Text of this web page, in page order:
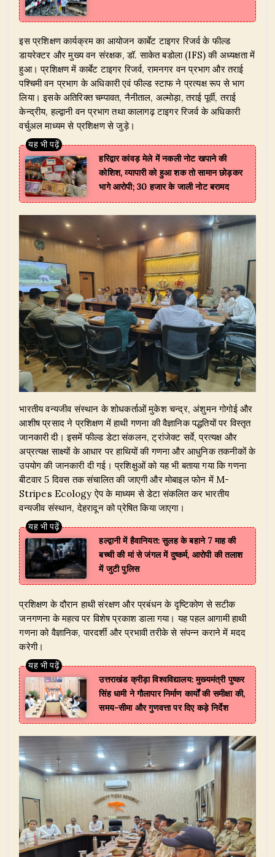
इस प्रशिक्षण कार्यक्रम का आयोजन कार्बेट टाइगर रिजर्व के फील्ड
डायरेक्टर और मुख्य वन संरक्षक, डॉ. साकेत बडोला (IFS) की अध्यक्षता में
हुआ। प्रशिक्षण में कार्बेट टाइगर रिजर्व, रामनगर वन प्रभाग और तराई
पश्चिमी वन प्रभाग के अधिकारी एवं फील्ड स्टाफ ने प्रत्यक्ष रूप से भाग
लिया। इसके अतिरिक्त चम्पावत, नैनीताल, अल्मोड़ा, तराई पूर्वी, तराई
केन्द्रीय, हल्द्वानी वन प्रभाग तथा कालागढ़ टाइगर रिजर्व के अधिकारी
वर्चुअल माध्यम से प्रशिक्षण से जुड़े।
हरिद्वार कांवड़ मेले में नकली नोट खपाने की
कोशिश, व्यापारी को हुआ शक तो सामान छोड़कर
भागे आरोपी; 30 हजार के जाली नोट बरामद
भारतीय वन्यजीव संस्थान के शोधकर्ताओं मुकेश चन्द्र, अंशुमन गोगोई और
आशीष प्रसाद ने प्रशिक्षण में हाथी गणना की वैज्ञानिक पद्धतियों पर विस्तृत
जानकारी दी। इसमें फील्ड डेटा संकलन, ट्रांजेक्ट सर्वे, प्रत्यक्ष और
अप्रत्यक्ष साक्ष्यों के आधार पर हाथियों की गणना और आधुनिक तकनीकों के
उपयोग की जानकारी दी गई। प्रशिक्षुओं को यह भी बताया गया कि गणना
बीटवार 5 दिवस तक संचालित की जाएगी और मोबाइल फोन में M-
Stripes Ecology ऐप के माध्यम से डेटा संकलित कर भारतीय
वन्यजीव संस्थान, देहरादून को प्रेषित किया जाएगा।
हल्द्वानी में हैवानियत: सुलह के बहाने 7 माह की
बच्ची की मां से जंगल में दुष्कर्म, आरोपी की तलाश
में जुटी पुलिस
प्रशिक्षण के दौरान हाथी संरक्षण और प्रबंधन के दृष्टिकोण से सटीक
जनगणना के महत्व पर विशेष प्रकाश डाला गया। यह पहल आगामी हाथी
गणना को वैज्ञानिक, पारदर्शी और प्रभावी तरीके से संपन्न कराने में मदद
करेगी।
उत्तराखंड क्रीड़ा विश्वविद्यालय: मुख्यमंत्री पुष्कर
सिंह धामी ने गौलापार निर्माण कार्यों की समीक्षा की,
समय-सीमा और गुणवत्ता पर दिए कड़े निर्देश